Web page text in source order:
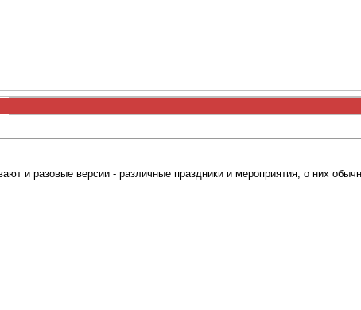
и разовые версии - различные праздники и мероприятия, о них